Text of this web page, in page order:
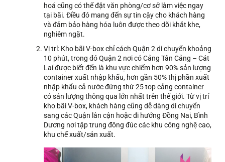
hoá cũng có thể đặt văn phòng/cơ sở làm việc ngay
tại bãi. Điều đó mang đến sự tin cậy cho khách hàng
và đảm bảo hàng hóa luôn được theo dõi khắt khe,
nghiêm ngặt.
Vị trí: Kho bãi V-box chỉ cách Quận 2 di chuyển khoảng
10 phút, trong đó Quận 2 nơi có Cảng Tân Cảng – Cát
Laí được biết đến là khu vựcchiếm hơn 90% sản lượng
container xuất nhập khẩu, hơn gần 50% thị phần xuất
nhập khẩu cả nước đứng thứ 25 top cảng container
có sản lượng thông qua lớn nhất trên thế giới. Từ vị trí
kho bãi V-box, khách hàng cũng dễ dàng di chuyển
sang các Quận lân cận hoặc đi hướng Đồng Nai, Bình
Dương nơi tập trung đông đúc các khu công nghệ cao,
khu chế xuất/sản xuất.